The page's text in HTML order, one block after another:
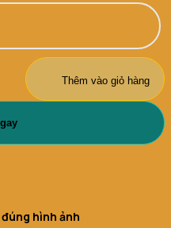
Thêm vào giỏ hàng
hình ảnh